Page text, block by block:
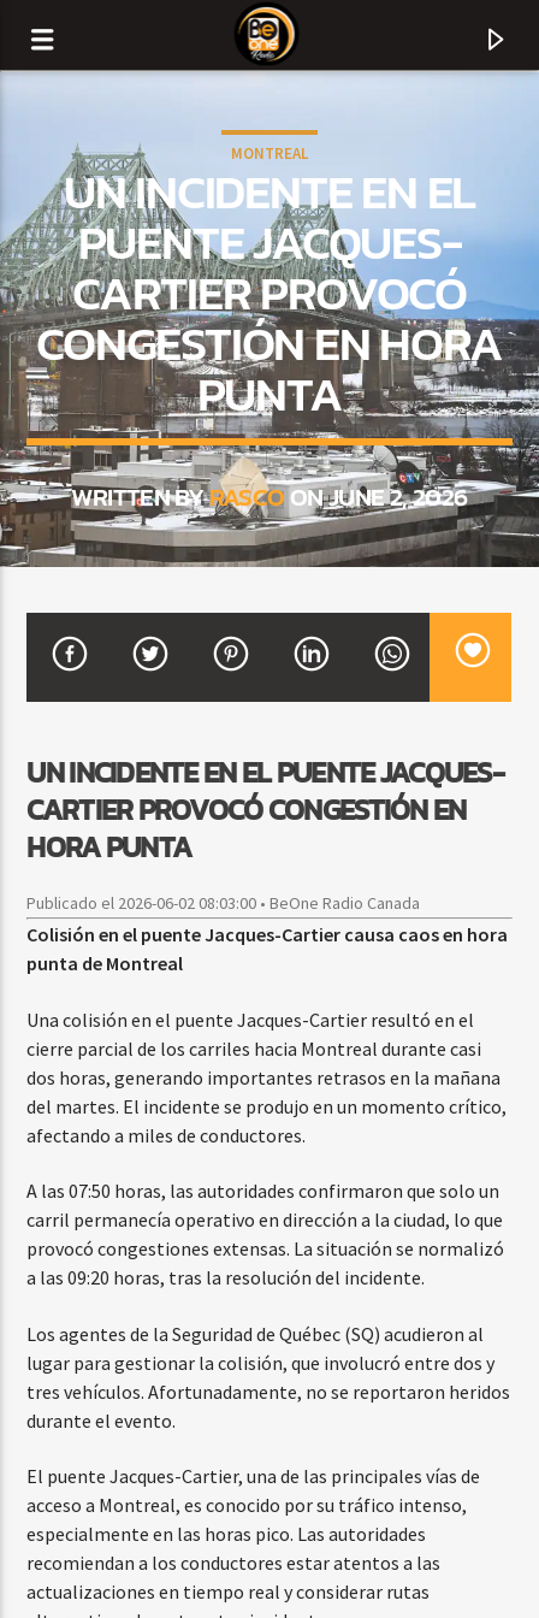
CURRENT TRACK
TITLE
ARTIST
CURRENT SHOW
SALSA MATUTINA
6:00 AM 9:00 AM
Beone Radio
MONTREAL
UN INCIDENTE EN EL
PUENTE JACQUES-
CARTIER PROVOCÓ
CONGESTIÓN EN HORA
PUNTA
WRITTEN BYRASCOON JUNE 2, 2026
UN INCIDENTE EN EL PUENTE JACQUES-
CARTIER PROVOCÓ CONGESTIÓN EN
HORA PUNTA
Publicado el 2026-06-02 08:03:00 • BeOne Radio Canada
Colisión en el puente Jacques-Cartier causa caos en hora
punta de Montreal
Una colisión en el puente Jacques-Cartier resultó en el
cierre parcial de los carriles hacia Montreal durante casi
dos horas, generando importantes retrasos en la mañana
del martes. El incidente se produjo en un momento crítico,
afectando a miles de conductores.
A las 07:50 horas, las autoridades confirmaron que solo un
carril permanecía operativo en dirección a la ciudad, lo que
provocó congestiones extensas. La situación se normalizó
a las 09:20 horas, tras la resolución del incidente.
Los agentes de la Seguridad de Québec (SQ) acudieron al
lugar para gestionar la colisión, que involucró entre dos y
tres vehículos. Afortunadamente, no se reportaron heridos
durante el evento.
El puente Jacques-Cartier, una de las principales vías de
acceso a Montreal, es conocido por su tráfico intenso,
especialmente en las horas pico. Las autoridades
recomiendan a los conductores estar atentos a las
actualizaciones en tiempo real y considerar rutas